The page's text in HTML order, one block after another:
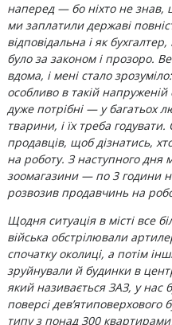
наперед — бо ніхто не знав,
ми заплатили державі
відповідальна і як
було за законом і прозоро.
вдома, і мені стало
особливо в такій
дуже потрібні — у багатьох
тварини, і їх треба
продавців, щоб дізнатись,
на роботу. З наступного дня
зоомагазини — по 3 години
розвозив продавчинь на
Щодня ситуація в місті все
війська обстрілювали
спочатку околиці, а потім
зруйнували й будинки в
який називається ЗАЗ, у нас
поверсі дев’ятиповерхового
типу з понад 300